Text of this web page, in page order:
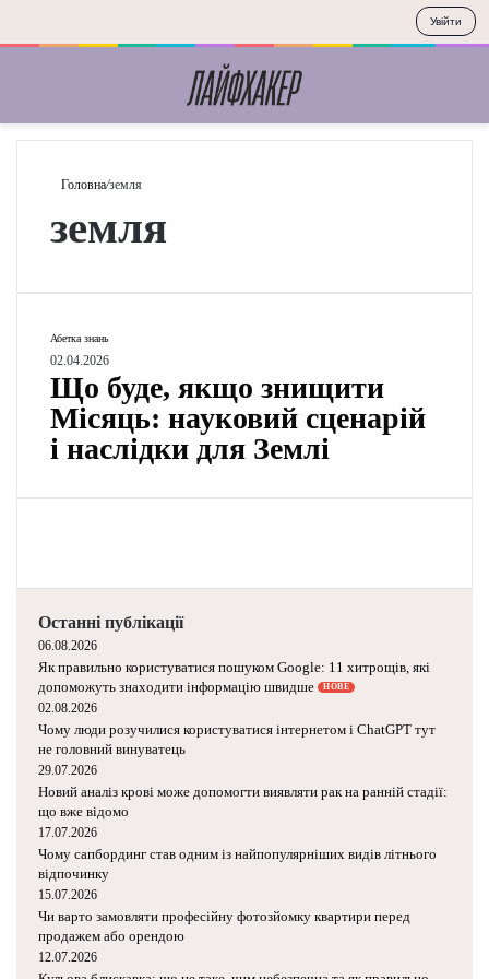
Головна/земля
земля
Щ
о
б
у
д
е
я
з
и
и
т
и
М
і
с
я
н
а
у
Абетка знань
02.04.2026
Що буде, якщо
знищити Місяць:
науковий сценарій
для Землі
Останні публікації
06.08.2026
Як правильно користуватися пошуком Google:
11 хитрощів, які допоможуть знаходити
інформацію швидше
02.08.2026
Чому люди розучилися користуватися
інтернетом і ChatGPT тут не головний
винуватець
29.07.2026
Новий аналіз крові може допомогти виявляти
рак на ранній стадії: що вже відомо
17.07.2026
Чому сапбординг став одним із
Увійти